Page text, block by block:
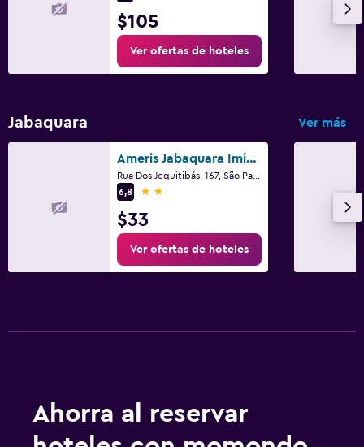
$105
Ver ofertas de hoteles
Jabaquara Ver más
Ameris Jabaquara Imigrantes
6,8
2 estrellas
$33
Ver ofertas de hoteles
Ahorra al reservar